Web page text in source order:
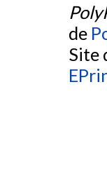
de
Site